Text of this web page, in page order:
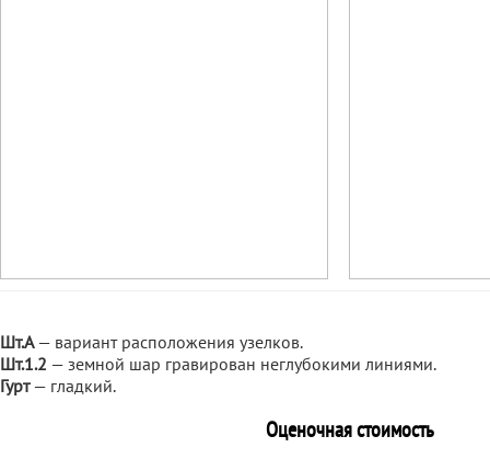
Шт.А— вариант расположения узелков.
Шт.1.2 — земной шар гравирован неглубокими линиями.
Гурт— гладкий.
Оценочная стоимость